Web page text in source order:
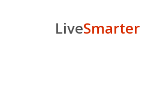
LiveSmarter